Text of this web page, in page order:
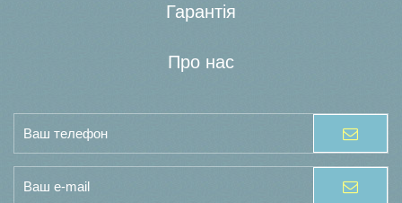
Гарантія
Про нас